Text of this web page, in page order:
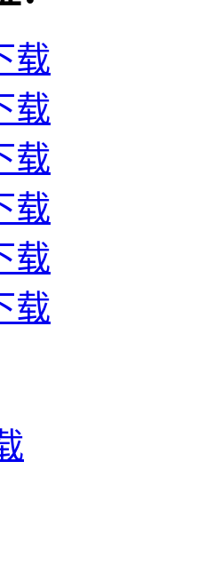
载
载
载
载
载
载